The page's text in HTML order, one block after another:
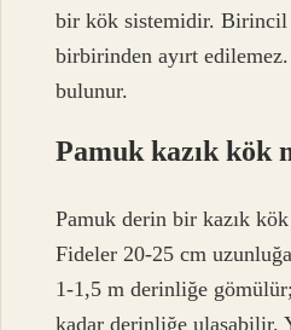
bir kök sistemidir.
birbirinden ayırt
bulunur.
Pamuk kazık kök
Pamuk derin bir kazık
Fideler 20-25 cm
1-1,5 m derinliğe
kadar derinliğe ulaşabilir.